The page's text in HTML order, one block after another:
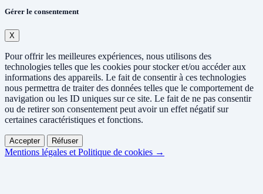
Gérer le consentement
X
Pour offrir les meilleures expériences, nous utilisons des
technologies telles que les cookies pour stocker et/ou accéder aux
informations des appareils. Le fait de consentir à ces technologies
nous permettra de traiter des données telles que le comportement de
navigation ou les ID uniques sur ce site. Le fait de ne pas consentir
ou de retirer son consentement peut avoir un effet négatif sur
certaines caractéristiques et fonctions.
Accepter Réfuser
Mentions légales et Politique de cookies →